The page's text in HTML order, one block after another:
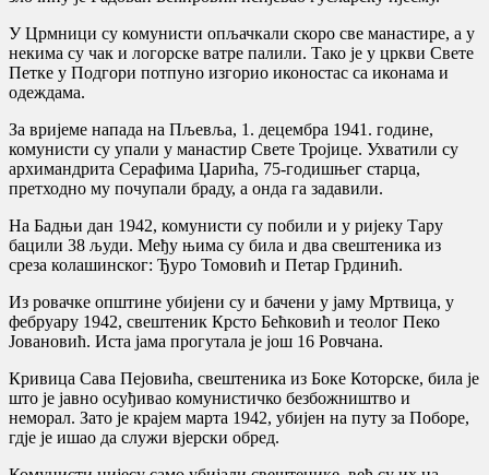
У Црмници су комунисти опљачкали скоро све манастире, а у
некима су чак и логорске ватре палили. Тако је у цркви Свете
Петке у Подгори потпуно изгорио иконостас са иконама и
одеждама.
За вријеме напада на Пљевља, 1. децембра 1941. године,
комунисти су упали у манастир Свете Тројице. Ухватили су
архимандрита Серафима Џарића, 75-годишњег старца,
претходно му почупали браду, а онда га задавили.
На Бадњи дан 1942, комунисти су побили и у ријеку Тару
бацили 38 људи. Међу њима су била и два свештеника из
среза колашинског: Ђуро Томовић и Петар Грдинић.
Из ровачке општине убијени су и бачени у јаму Мртвица, у
фебруару 1942, свештеник Крсто Бећковић и теолог Пеко
Јовановић. Иста јама прогутала је још 16 Ровчана.
Кривица Сава Пејовића, свештеника из Боке Которске, била је
што је јавно осуђивао комунистичко безбожништво и
неморал. Зато је крајем марта 1942, убијен на путу за Поборе,
гдје је ишао да служи вјерски обред.